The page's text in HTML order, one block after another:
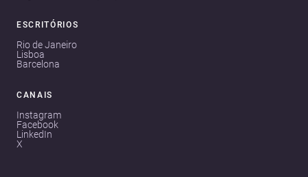
ESCRITÓRIOS
Rio de Janeiro
Lisboa
Barcelona
CANAIS
Instagram
Facebook
LinkedIn
X